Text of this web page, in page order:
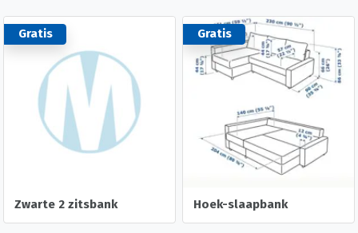
Gratis
Zwarte 2 zitsbank
Gratis
Hoek-slaapbank